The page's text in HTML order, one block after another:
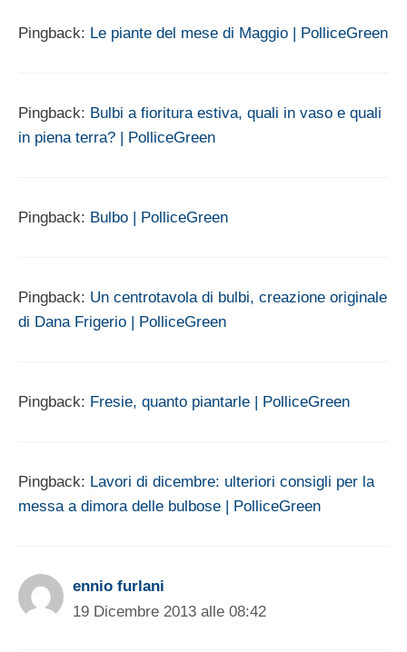
Pingback: Le piante del mese di Maggio | PolliceGreen
Pingback: Bulbi a fioritura estiva, quali in vaso e quali
in piena terra? | PolliceGreen
Pingback: Bulbo | PolliceGreen
Pingback: Un centrotavola di bulbi, creazione originale
di Dana Frigerio | PolliceGreen
Pingback: Fresie, quanto piantarle | PolliceGreen
Pingback: Lavori di dicembre: ulteriori consigli per la
messa a dimora delle bulbose | PolliceGreen
ennio furlani
19 Dicembre 2013 alle 08:42